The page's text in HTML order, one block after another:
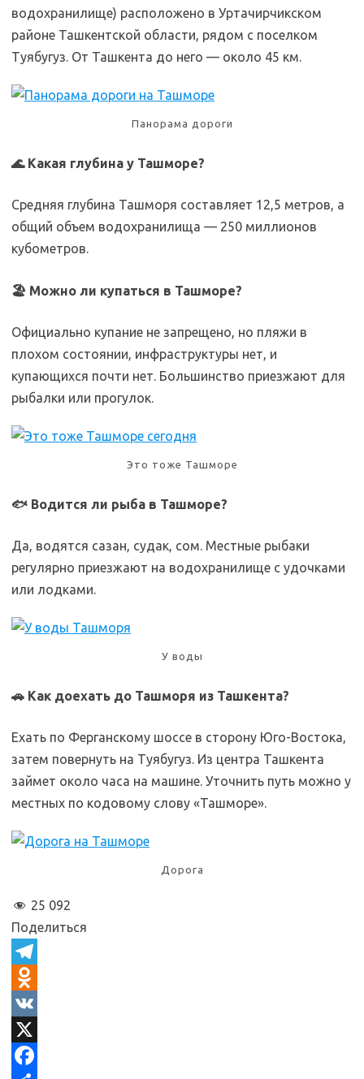
водохранилище) расположено в Уртачирчикском
районе Ташкентской области, рядом с поселком
Туябугуз. От Ташкента до него — около 45 км.
Панорама дороги
🌊 Какая глубина у Ташморе?
Средняя глубина Ташморя составляет 12,5 метров, а
общий объем водохранилища — 250 миллионов
кубометров.
🏖 Можно ли купаться в Ташморе?
Официально купание не запрещено, но пляжи в
плохом состоянии, инфраструктуры нет, и
купающихся почти нет. Большинство приезжают для
рыбалки или прогулок.
Это тоже Ташморе
🐟 Водится ли рыба в Ташморе?
Да, водятся сазан, судак, сом. Местные рыбаки
регулярно приезжают на водохранилище с удочками
или лодками.
У воды
🚗 Как доехать до Ташморя из Ташкента?
Ехать по Ферганскому шоссе в сторону Юго-Востока,
затем повернуть на Туябугуз. Из центра Ташкента
займет около часа на машине. Уточнить путь можно у
местных по кодовому слову «Ташморе».
Дорога
25 092
Поделиться
T
e
e
O
d
n
V
KX